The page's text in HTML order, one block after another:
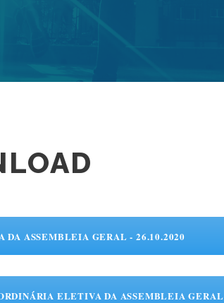
ASSEMBLEIA GERAL - 26.10.2020
ELETIVA DA ASSEMBLEIA GERAL